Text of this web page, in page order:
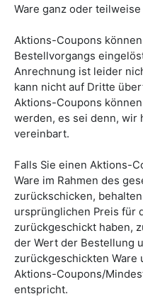
Ware ganz oder
Aktions-Coupons
Bestellvorgangs
Anrechnung ist leider
kann nicht auf Dritte
Aktions-Coupons
werden, es sei denn, wir
vereinbart.
Falls Sie einen Aktions-
Ware im Rahmen des
zurückschicken,
ursprünglichen Preis für
zurückgeschickt haben,
der Wert der Bestellung
zurückgeschickten
Aktions-Coupons/
entspricht.